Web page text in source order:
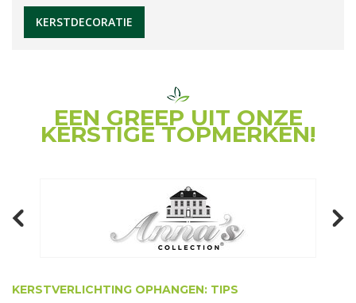
KERSTDECORATIE
EEN GREEP UIT ONZE
KERSTIGE TOPMERKEN!
KERSTVERLICHTING OPHANGEN: TIPS